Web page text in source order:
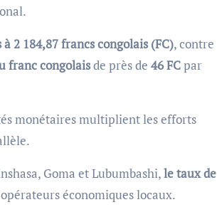
2 184,87 francs congolais (FC), contre
franc congolaisde près de 46 FCpar
monétaires multiplient les efforts
Goma et Lubumbashi,le taux de
économiques locaux.